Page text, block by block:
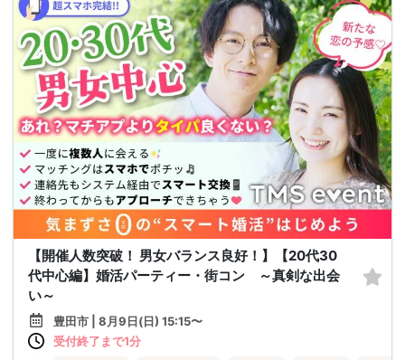
【開催人数突破！ 男女バランス良好！】【20代30
代中心編】婚活パーティー・街コン ～真剣な出会
い～
豊田市 | 8月9日(日) 15:15〜
受付終了まで1分